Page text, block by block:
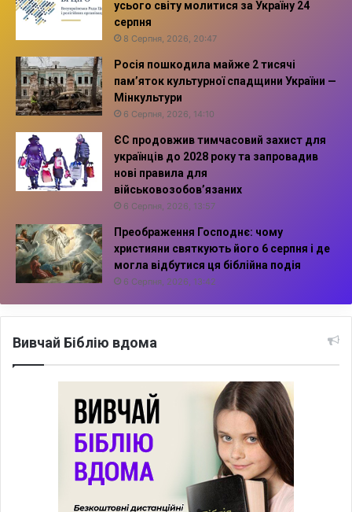
усього світу молитися за Україну 24
серпня
8 Серпня, 2026, 20:47
Росія пошкодила майже 2 тисячі
пам’яток культурної спадщини України —
Мінкультури
6 Серпня, 2026, 14:10
ЄС продовжив тимчасовий захист для
українців до 2028 року та запровадив
нові правила для
військовозобов’язаних
6 Серпня, 2026, 13:57
Преображення Господнє: чому
християни святкують його 6 серпня і де
могла відбутися ця біблійна подія
6 Серпня, 2026, 13:42
Вивчай Біблію вдома